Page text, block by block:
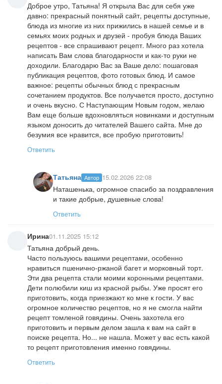
Доброе утро, Татьяна! Я открыла Вас для себя уже
давно: прекрасный понятный сайт, рецепты доступные,
блюда из многие из них прижились в нашей семье и в
семьях моих родных и друзей - пробуя блюда Ваших
рецептов - все спрашивают рецепт. Много раз хотела
написать Вам слова благодарности и как-то руки не
доходили. Благодарю Вас за Ваше дело: пошаговая
публикация рецептов, фото готовых блюд. И самое
важное: рецепты обычных блюд с прекрасным
сочетанием продуктов. Все получается просто, доступно
и очень вкусно. С Наступающим Новым годом, желаю
Вам еще больше вдохновляться новинками и доступным
языком доносить до читателей Вашего сайта. Мне до
безумия все нравится, все пробую приготовить!
Ответить
Татьяна Автор 15.02.2026 22:08
Наташенька, огромное спасибо за поздравления
и такие добрые, душевные слова!
Ответить
Ирина01.11.2025 15:12
Татьяна добрый день.
Часто пользуюсь вашими рецептами, особенно
нравиться пшенично-ржаной багет и морковный торт.
Эти два рецепта стали моими коронными рецептами.
Дети полюбили киш из красной рыбы. Уже просят его
приготовить, когда приезжают ко мне к гости. У вас
огромное количество рецептов, но я не смогла найти
рецепт томленой говядины. Очень захотела его
приготовить и первым делом зашла к вам на сайт в
поиске рецепта. Но... не нашла. Может у вас есть какой
то рецепт приготовления именно говядины.
Ответить